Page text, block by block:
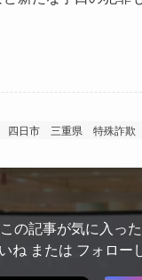
四日市 三重県 特殊詐欺
この記事が気に入っ
ね または フォロー